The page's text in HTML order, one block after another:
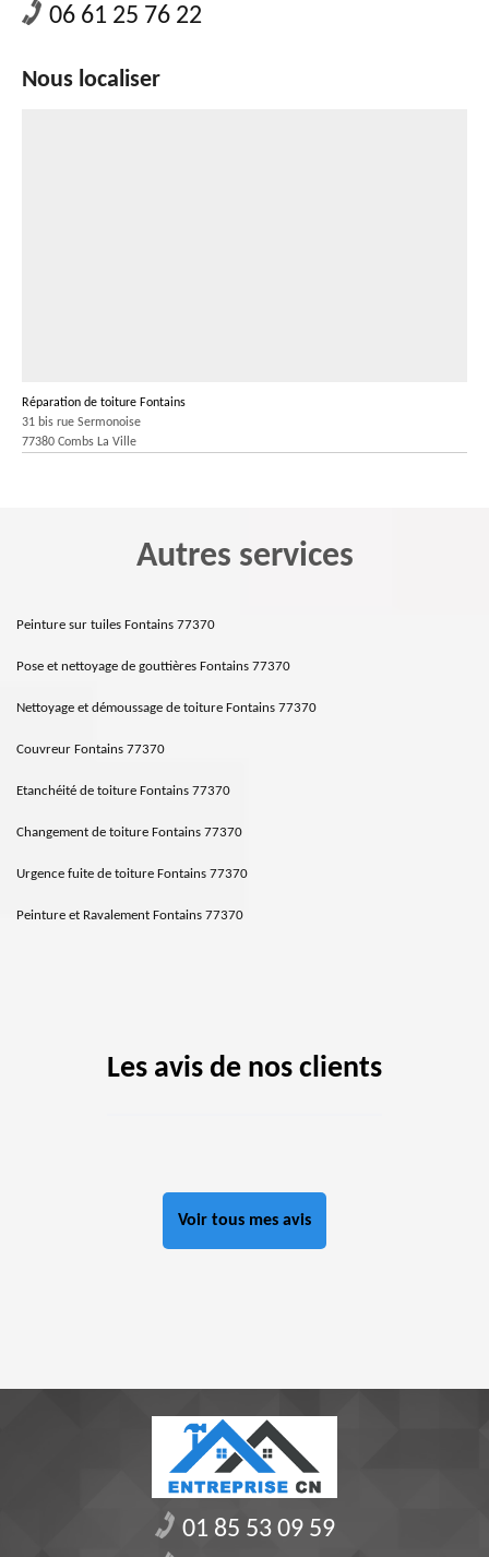
06 61 25 76 22
Nous localiser
Réparation de toiture Fontains
31 bis rue Sermonoise
77380 Combs La Ville
Autres services
Peinture sur tuiles Fontains 77370
Pose et nettoyage de gouttières Fontains 77370
Nettoyage et démoussage de toiture Fontains 77370
Couvreur Fontains 77370
Etanchéité de toiture Fontains 77370
Changement de toiture Fontains 77370
Urgence fuite de toiture Fontains 77370
Peinture et Ravalement Fontains 77370
Les avis de nos clients
Voir tous mes avis
01 85 53 09 59